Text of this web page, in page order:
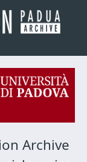
Archive